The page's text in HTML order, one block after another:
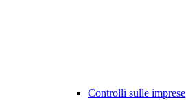
Controlli sulle imprese